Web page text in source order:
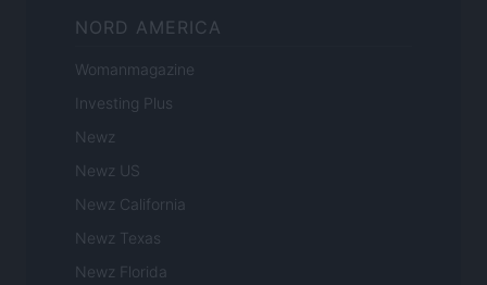
NORD AMERICA
Womanmagazine
Investing Plus
Newz
Newz US
Newz California
Newz Texas
Newz Florida